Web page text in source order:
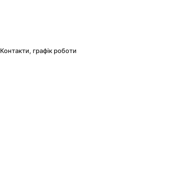
Контакти, графік роботи